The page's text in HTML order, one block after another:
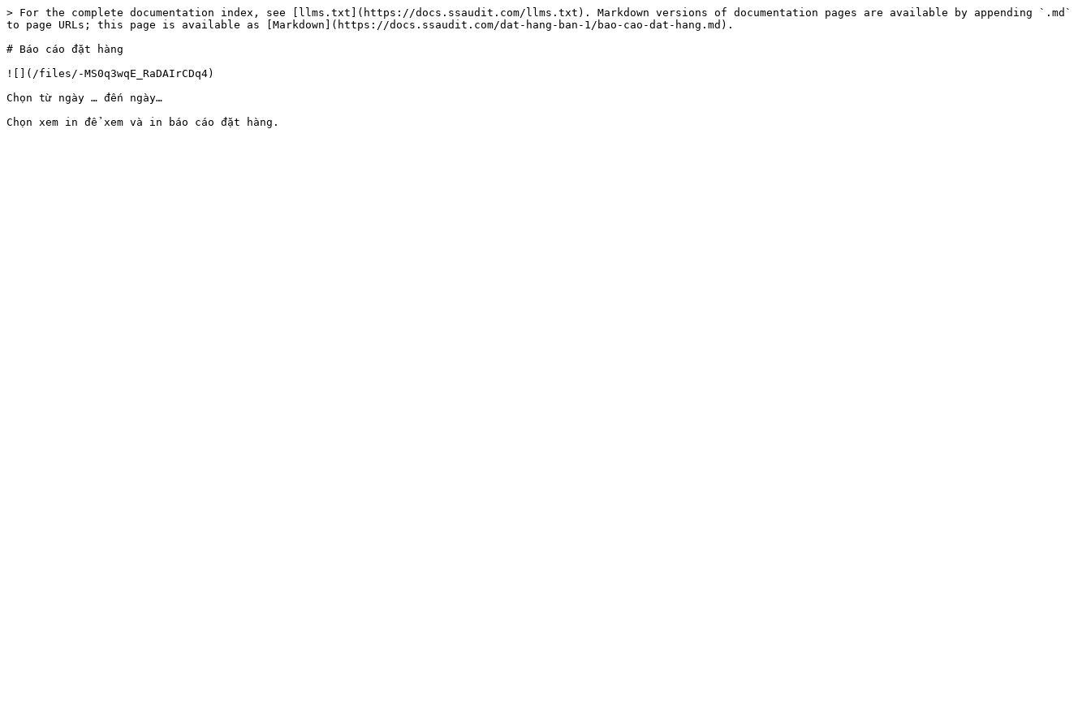
> For the complete documentation index, see [llms.txt](https://docs.ssaudit.com/llms.txt). Markdown versions of documentation pages are available by appending `.md`
to page URLs; this page is available as [Markdown](https://docs.ssaudit.com/dat-hang-ban-1/bao-cao-dat-hang.md).
# Báo cáo đặt hàng
![](/files/-MS0q3wqE_RaDAIrCDq4)
Chọn từ ngày … đến ngày…